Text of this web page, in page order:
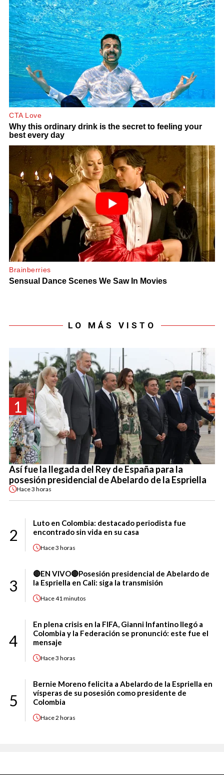
LO MÁS VISTO
1
Así fue la llegada del Rey de España para la
posesión presidencial de Abelardo de la Espriella
Hace3 horas
2
Luto en Colombia: destacado periodista fue
encontrado sin vida en su casa
Hace3 horas
3
🔴EN VIVO🔴Posesión presidencial de Abelardo de
la Espriella en Cali: siga la transmisión
Hace41 minutos
4
En plena crisis en la FIFA, Gianni Infantino llegó a
Colombia y la Federación se pronunció: este fue el
mensaje
Hace3 horas
5
Bernie Moreno felicita a Abelardo de la Espriella en
vísperas de su posesión como presidente de
Colombia
Hace2 horas